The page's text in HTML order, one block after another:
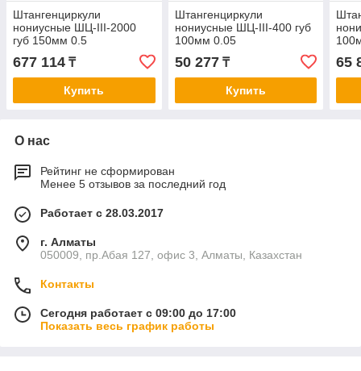
Штангенциркули
нониусные ШЦ-III-2000
губ 150мм 0.5
677 114 ₸
Купить
Штангенциркули
нониусные ШЦ-III-400 губ
100мм 0.05
50 277₸
Купить
65
О нас
Рейтинг не сформирован
Менее 5 отзывов за последний год
Работает с 28.03.2017
г. Алматы
050009, пр.Абая 127, офис 3, Алматы, Казахстан
Контакты
Сегодня работает с 09:00 до 17:00
Показать весь график работы